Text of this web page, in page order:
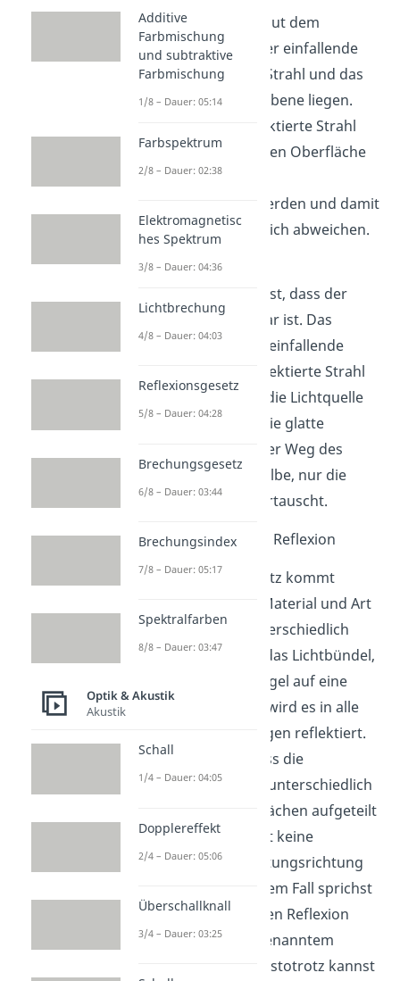
Zweitens müssen laut dem
Reflexionsgesetz der einfallende
Strahl, reflektierte Strahl und das
Einfallslot in einer Ebene liegen.
Das heißt, der reflektierte Strahl
kann bei einer glatten Oberfläche
nur in dieser Ebene
zurückgeworfen werden und damit
vor allem nicht seitlich abweichen.
Als Letztes legt das
Reflexionsgesetz fest, dass der
Lichtweg umkehrbar ist. Das
bedeutet, dass der einfallende
Strahl auch der reflektierte Strahl
sein könnte, wenn die Lichtquelle
andersherum auf die glatte
Oberfläche trifft. Der Weg des
Lichts ist also derselbe, nur die
Richtungen sind vertauscht.
Direkte und diffuse Reflexion
Das Reflexionsgesetz kommt
allerdings je nach Material und Art
der Oberfläche unterschiedlich
zum Einsatz. Trifft das Lichtbündel,
statt auf einen Spiegel auf eine
rauere Oberfläche wird es in alle
möglichen Richtungen reflektiert.
Das liegt daran, dass die
Oberfläche in viele unterschiedlich
ausgerichtete Teilflächen aufgeteilt
ist. Du kannst somit keine
eindeutige Ausbreitungsrichtung
bestimmen. In diesem Fall sprichst
du von einer diffusen Reflexion
oder auch von sogenanntem
Streulicht. Nichtsdestotrotz kannst
Additive
Farbmischung
und subtraktive
Farbmischung
1/8 – Dauer: 05:14
Farbspektrum
2/8 – Dauer: 02:38
Elektromagnetisc
hes Spektrum
3/8 – Dauer: 04:36
Lichtbrechung
4/8 – Dauer: 04:03
Reflexionsgesetz
5/8 – Dauer: 04:28
Brechungsgesetz
6/8 – Dauer: 03:44
Brechungsindex
7/8 – Dauer: 05:17
Spektralfarben
8/8 – Dauer: 03:47
Optik & Akustik
Akustik
Schall
1/4 – Dauer: 04:05
Dopplereffekt
2/4 – Dauer: 05:06
Überschallknall
3/4 – Dauer: 03:25